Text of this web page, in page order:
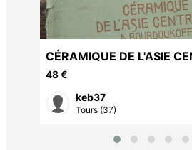
CÉRAMIQUE DE L'ASIE
N.BOURDOUKOFF 1905
48 €
keb37
Tours (37)